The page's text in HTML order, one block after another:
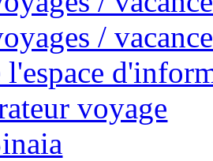
/
l'espace
voyage